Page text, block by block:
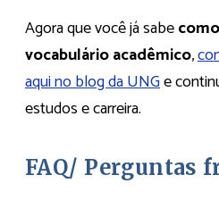
Agora que você já sabe
vocabulário acadêmico,
aqui no blog da UNGe
estudos e carreira.
FAQ/ Perguntas